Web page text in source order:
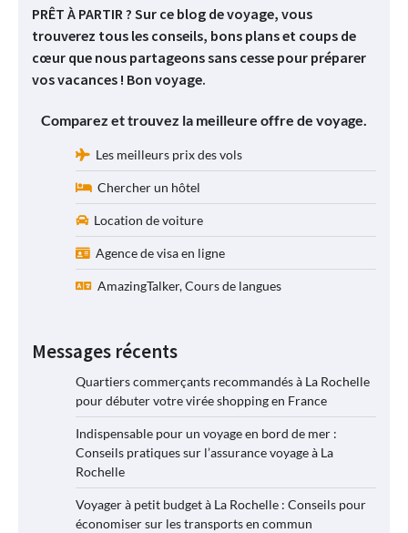
PRÊT À PARTIR ? Sur ce blog de voyage, vous
trouverez tous les conseils, bons plans et coups de
cœur que nous partageons sans cesse pour préparer
vos vacances ! Bon voyage.
Comparez et trouvez la meilleure offre de voyage.
Les meilleurs prix des vols
Chercher un hôtel
Location de voiture
Agence de visa en ligne
AmazingTalker, Cours de langues
Messages récents
Quartiers commerçants recommandés à La Rochelle
pour débuter votre virée shopping en France
Indispensable pour un voyage en bord de mer :
Conseils pratiques sur l’assurance voyage à La
Rochelle
Voyager à petit budget à La Rochelle : Conseils pour
économiser sur les transports en commun